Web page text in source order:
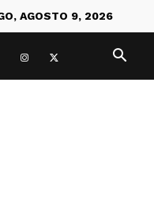
AGOSTO 9, 2026